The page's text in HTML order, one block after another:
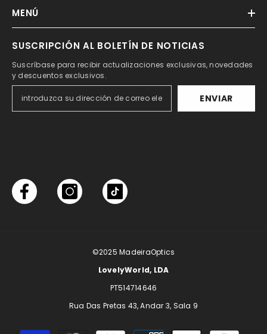
MENÚ
SUSCRIPCIÓN AL BOLETÍN DE NOTICIAS
Suscríbase para recibir actualizaciones exclusivas, novedades
y descuentos exclusivos.
ENVIAR
©2025MadeiraOptics
LovelyWorld, LDA
PT514714646
Rua Das Pretas 43, Andar 3, Sala 9